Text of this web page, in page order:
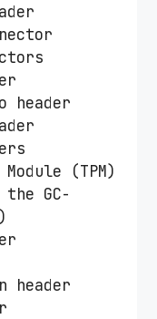
header
(TPM)
GC-
header